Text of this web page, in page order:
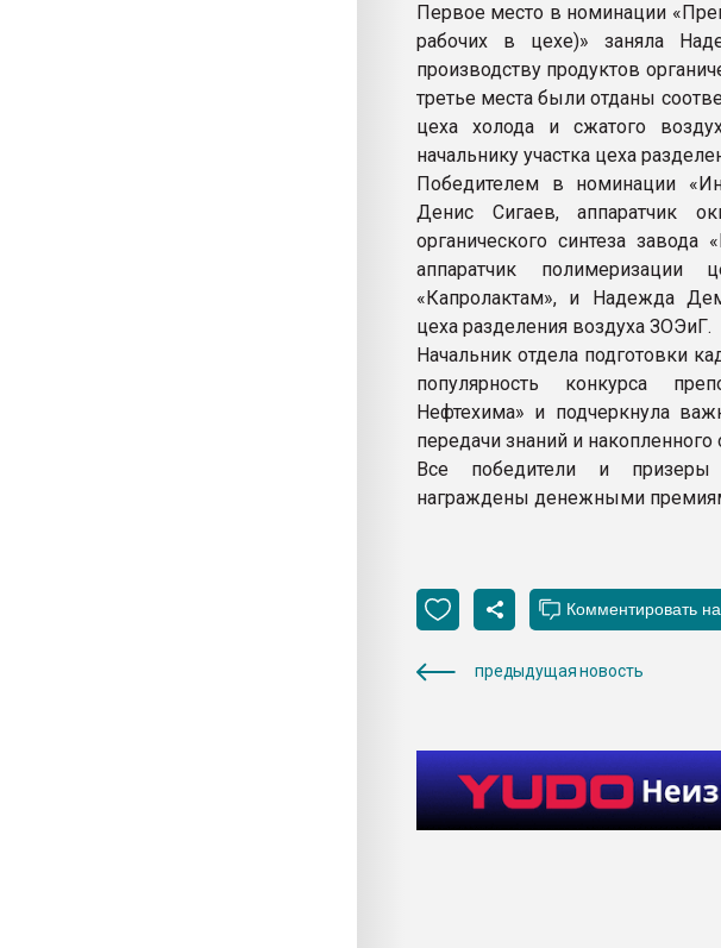
Первое место в номинации
рабочих в цехе)» заняла
производству продуктов
третье места были отданы
цеха холода и сжатого
начальнику участка цеха
Победителем в номинации
Денис Сигаев, аппаратчик
органического синтеза
аппаратчик
«Капролактам», и Надежда
цеха разделения воздуха ЗОЭиГ.
Начальник отдела подготовки
популярность конкурса
Нефтехима» и подчеркнула
передачи знаний и
Все победители и призеры
награждены денежными
предыдущая новость